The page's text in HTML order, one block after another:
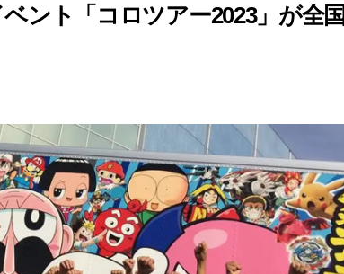
ント「コロツアー2023」が全国